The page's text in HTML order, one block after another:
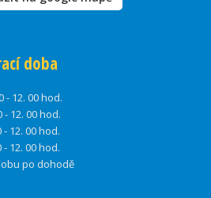
doba
- 12. 00 hod.
- 12. 00 hod.
- 12. 00 hod.
- 12. 00 hod.
po dohodě